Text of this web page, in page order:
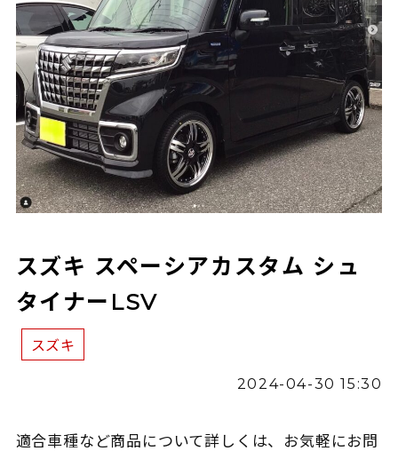
スズキ スペーシアカスタム シュ
タイナーLSV
スズキ
2024-04-30 15:30
適合車種など商品について詳しくは、お気軽にお問